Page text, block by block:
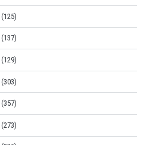
(125)
(137)
(129)
(303)
(357)
(273)